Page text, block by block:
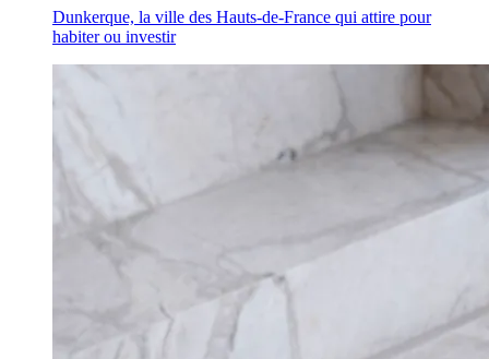
Dunkerque, la ville des Hauts-de-France qui attire pour
habiter ou investir